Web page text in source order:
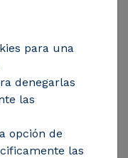
industriales?
fase previa
el
en
recuperar
para una
denegarlas
las
opción de
las